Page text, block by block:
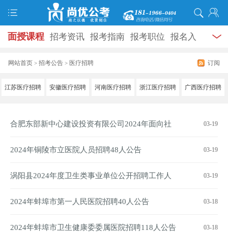
面授课程 招考资讯 报考指南 报考职位 报名入
口 打准考证 成绩查询 辅导
服务信息
网站首页 > 招考公告> 医疗招聘 订阅
江苏医疗招聘 安徽医疗招聘 河南医疗招聘 浙江医疗招聘 广西医疗招聘
合肥东部新中心建设投资有限公司2024年面向社
会公开招聘工作人员公告
03-19
2024年铜陵市立医院人员招聘48人公告 03-19
涡阳县2024年度卫生类事业单位公开招聘工作人
员48人公告
03-19
2024年蚌埠市第一人民医院招聘40人公告 03-18
2024年蚌埠市卫生健康委委属医院招聘118人公告 03-18